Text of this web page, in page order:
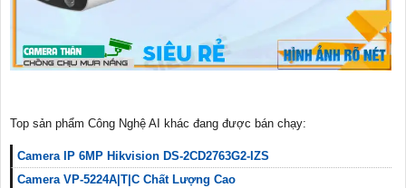
Top sản phẩm Công Nghệ AI khác đang được bán chạy:
Camera IP 6MP Hikvision DS-2CD2763G2-IZS
Camera VP-5224A|T|C Chất Lượng Cao